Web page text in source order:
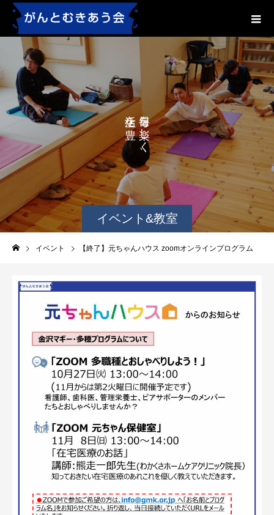
イベント&教室
を
し
く
、
を
か
に
す
る
、
イベント 【終了】元ちゃんハウス zoomオンラインプログラム